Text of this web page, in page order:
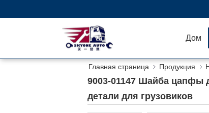
Дом
Главная страница Продукция
детали для грузовиков
9003-01147 Шайба цапфы
детали для грузовиков